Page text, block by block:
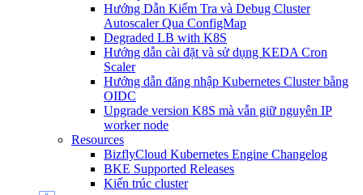
Hướng Dẫn Kiểm Tra và Debug Cluster
Autoscaler Qua ConfigMap
Degraded LB with K8S
Hướng dẫn cài đặt và sử dụng KEDA Cron
Scaler
Hướng dẫn đăng nhập Kubernetes Cluster bằng
OIDC
Upgrade version K8S mà vẫn giữ nguyên IP
worker node
Resources
BizflyCloud Kubernetes Engine Changelog
BKE Supported Releases
Kiến trúc cluster